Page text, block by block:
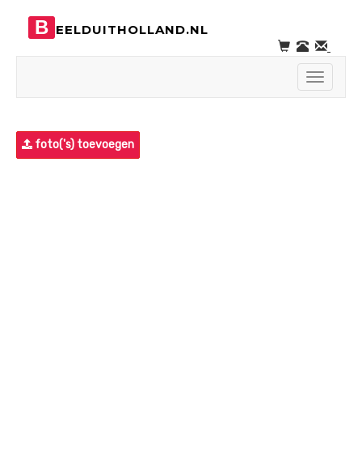
B EELDUITHOLLAND.NL
Toggle
foto('s) toevoegen